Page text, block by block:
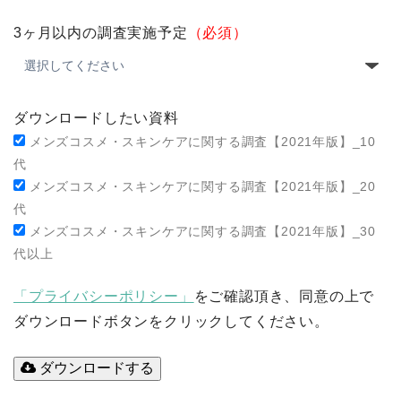
3ヶ月以内の調査実施予定 （必須）
ダウンロードしたい資料
メンズコスメ・スキンケアに関する調査【2021年版】_10
代
メンズコスメ・スキンケアに関する調査【2021年版】_20
代
メンズコスメ・スキンケアに関する調査【2021年版】_30
代以上
「プライバシーポリシー」
をご確認頂き、同意の上で
ダウンロードボタンをクリックしてください。
ダウンロードする